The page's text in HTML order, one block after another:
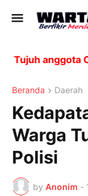
anggota
Beranda Daerah
Warga
Polisi
by Anonim -